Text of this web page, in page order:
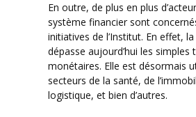
En outre, de plus en plus
système financier sont
initiatives de l’Institut. En effet,
dépasse aujourd’hui les simples
monétaires. Elle est désormais
secteurs de la santé, de
logistique, et bien d’autres.